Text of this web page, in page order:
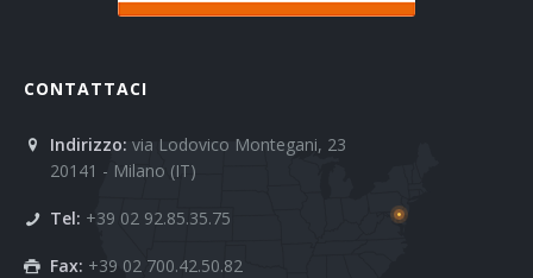
CONTATTACI
Indirizzo: via Lodovico Montegani, 23
20141 - Milano (IT)
Tel: +39 02 92.85.35.75
Fax: +39 02 700.42.50.82